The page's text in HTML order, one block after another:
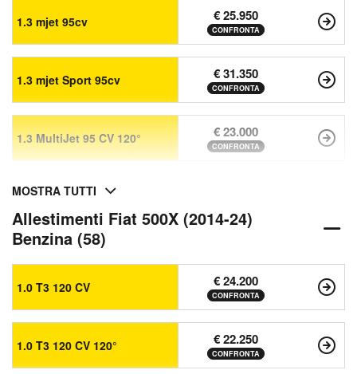
1.3 mjet 95cv € 25.950
CONFRONTA
1.3 mjet Sport 95cv € 31.350
CONFRONTA
1.3 MultiJet 95 CV 120° € 23.000
CONFRONTA
MOSTRA TUTTI
Allestimenti Fiat 500X (2014-24)
Benzina (58)
1.0 T3 120 CV € 24.200
CONFRONTA
1.0 T3 120 CV 120° € 22.250
CONFRONTA